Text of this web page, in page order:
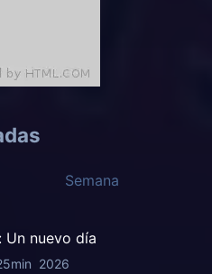
Semana
Un nuevo día
2026